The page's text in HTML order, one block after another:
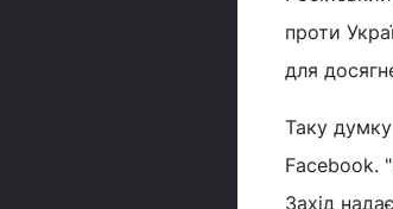
проти
для
Таку думку
Facebook.
Захід